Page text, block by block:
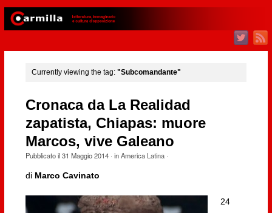
Currently viewing the tag: "Subcomandante"
Cronaca da La Realidad
zapatista, Chiapas: muore
Marcos, vive Galeano
Pubblicato il31 Maggio 2014· inAmerica Latina·
di Marco Cavinato
24